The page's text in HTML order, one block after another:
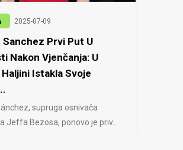
2025-07-09
Sanchez Prvi Put U
Nakon Vjenčanja: U
Istakla Svoje
supruga osnivača
Jeffa Bezosa, ponovo je priv..